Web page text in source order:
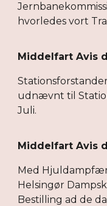
hvorledes vort
Middelfart Avis
udnævnt til
Juli.
Middelfart Avis
Med
Helsingør
Bestilling ad de